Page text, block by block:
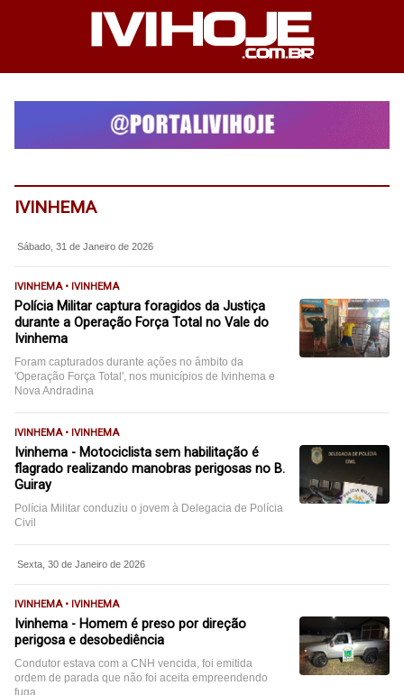
IVINHEMA
Sábado, 31 de Janeiro de 2026
IVINHEMA • IVINHEMA
Polícia Militar captura foragidos da Justiça
durante a Operação Força Total no Vale do
Ivinhema
Foram capturados durante ações no âmbito da
'Operação Força Total', nos municípios de Ivinhema e
Nova Andradina
IVINHEMA • IVINHEMA
Ivinhema - Motociclista sem habilitação é
flagrado realizando manobras perigosas no B.
Guiray
Polícia Militar conduziu o jovem à Delegacia de Polícia
Civil
Sexta, 30 de Janeiro de 2026
IVINHEMA • IVINHEMA
Ivinhema - Homem é preso por direção
perigosa e desobediência
Condutor estava com a CNH vencida, foi emitida
ordem de parada que não foi aceita empreendendo
fuga